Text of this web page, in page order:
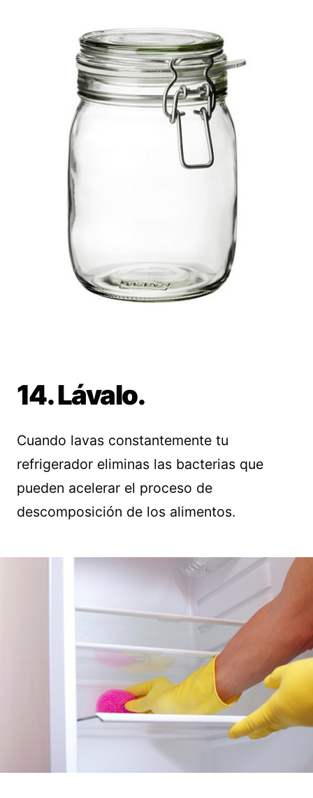
14. Lávalo.
Cuando lavas constantemente tu
refrigerador eliminas las bacterias que
pueden acelerar el proceso de
descomposición de los alimentos.